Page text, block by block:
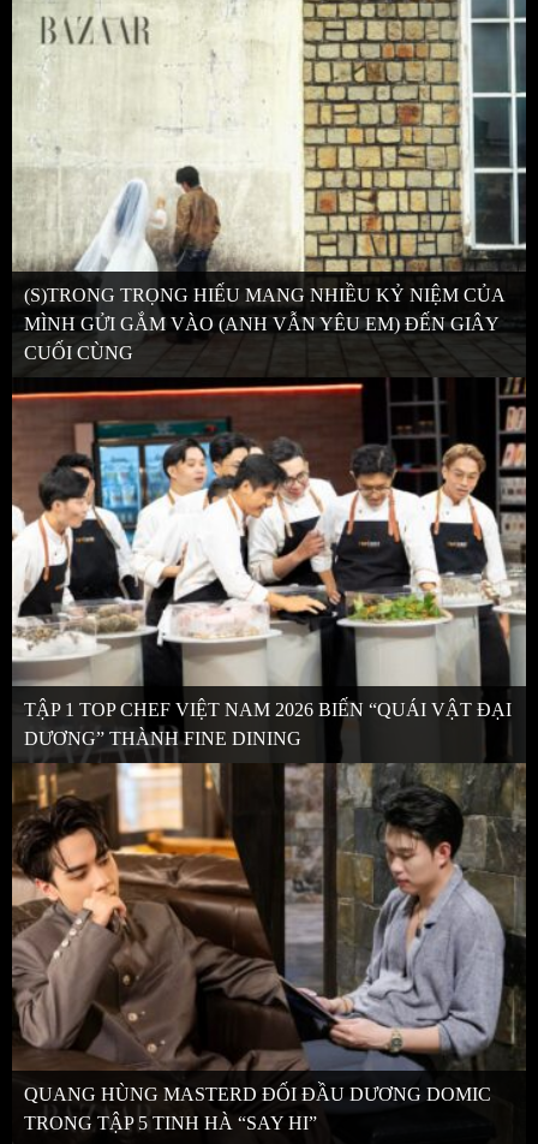
(S)TRONG TRỌNG HIẾU MANG NHIỀU KỶ NIỆM CỦA
MÌNH GỬI GẮM VÀO (ANH VẪN YÊU EM) ĐẾN GIÂY
CUỐI CÙNG
TẬP 1 TOP CHEF VIỆT NAM 2026 BIẾN “QUÁI VẬT ĐẠI
DƯƠNG” THÀNH FINE DINING
QUANG HÙNG MASTERD ĐỐI ĐẦU DƯƠNG DOMIC
TRONG TẬP 5 TINH HÀ “SAY HI”